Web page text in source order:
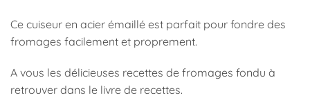
Ce cuiseur en acier émaillé est parfait pour fondre des
fromages facilement et proprement.
A vous les délicieuses recettes de fromages fondu à
retrouver dans le livre de recettes.